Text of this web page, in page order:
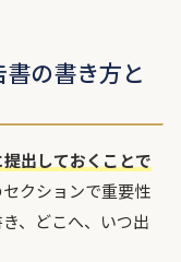
の書き方と
出しておくことで
クションで重要性
、どこへ、いつ出